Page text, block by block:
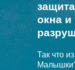
окна и
Так что